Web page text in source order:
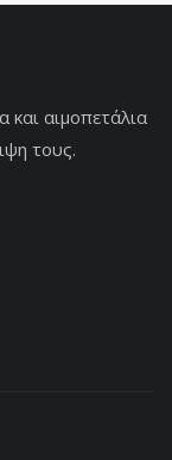
αιμοπετάλια
τους.